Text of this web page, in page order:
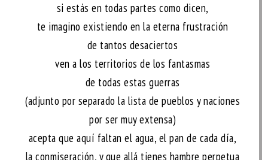
si estás en todas partes como dicen,
te imagino existiendo en la eterna frustración
de tantos desaciertos
ven a los territorios de los fantasmas
de todas estas guerras
(adjunto por separado la lista de pueblos y naciones
por ser muy extensa)
acepta que aquí faltan el agua, el pan de cada día,
la conmiseración, y que allá tienes hambre perpetua